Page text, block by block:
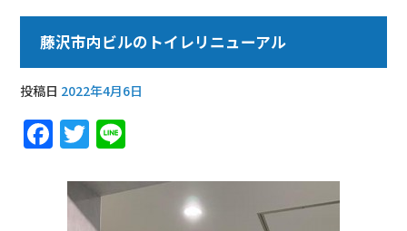
藤沢市内ビルのトイレリニューアル
投稿日 2022年4月6日
F
c
T
it
te
e